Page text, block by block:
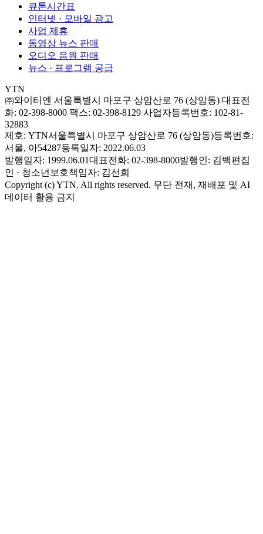
큐톤시간표
인터넷 · 모바일 광고
사업 제휴
동영상 뉴스 판매
오디오 음원 판매
뉴스 · 프로그램 공급
YTN
㈜와이티엔 서울특별시 마포구 상암산로 76 (상암동) 대표전
화: 02-398-8000 팩스: 02-398-8129 사업자등록번호: 102-81-
32883
제호: YTN서울특별시 마포구 상암산로 76 (상암동)등록번호:
서울, 아54287등록일자: 2022.06.03
발행일자: 1999.06.01대표전화: 02-398-8000발행인: 김백편집
인 · 청소년보호책임자: 김선희
Copyright (c) YTN. All rights reserved. 무단 전재, 재배포 및 AI
데이터 활용 금지